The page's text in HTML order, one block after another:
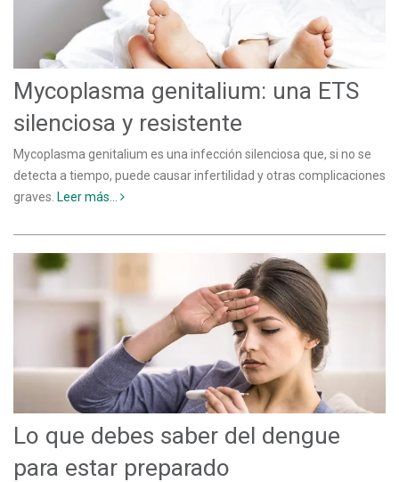
Mycoplasma genitalium: una ETS
silenciosa y resistente
Mycoplasma genitalium es una infección silenciosa que, si no se
detecta a tiempo, puede causar infertilidad y otras complicaciones
graves. Leer más...
Lo que debes saber del dengue
para estar preparado